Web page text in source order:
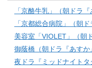
「京酪牛乳」（朝ドラ『
「京都総合病院」（朝ド
美容室「VIOLET」（朝
御蔭橋（朝ドラ『あすか
夜ドラ『ミッドナイトタ